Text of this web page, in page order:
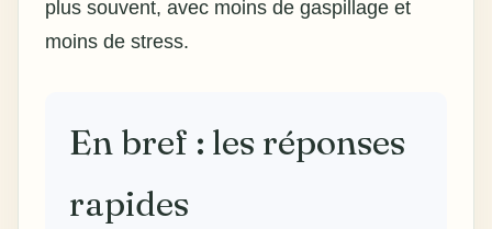
plus souvent, avec moins de gaspillage et
moins de stress.
En bref : les réponses
rapides